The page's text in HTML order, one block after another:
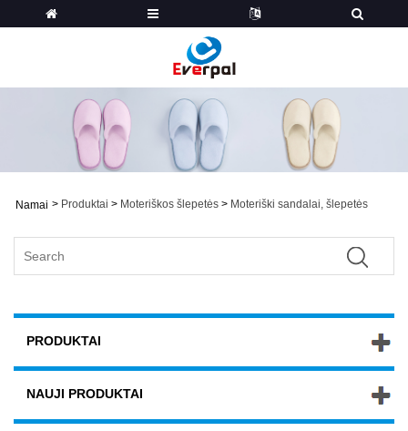
Namai > Produktai > Moteriškos šlepetės > Moteriški sandalai, šlepetės
PRODUKTAI
NAUJI PRODUKTAI